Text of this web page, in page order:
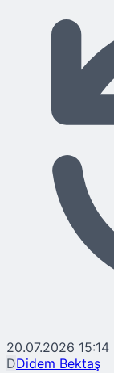
20.07.2026 15:14
DDidem Bektaş